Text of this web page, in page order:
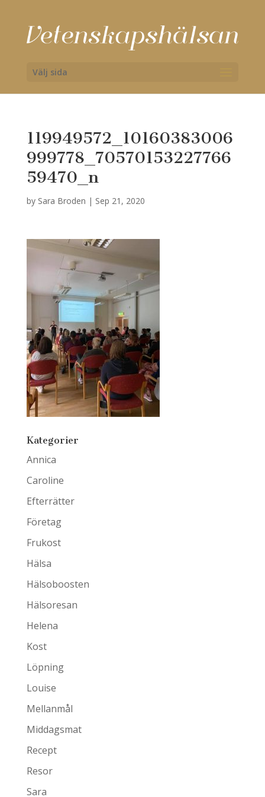
Välj sida
119949572_10160383006
999778_70570153227766
59470_n
by Sara Broden | Sep 21, 2020
Kategorier
Annica
Caroline
Efterrätter
Företag
Frukost
Hälsa
Hälsoboosten
Hälsoresan
Helena
Kost
Löpning
Louise
Mellanmål
Middagsmat
Recept
Resor
Sara